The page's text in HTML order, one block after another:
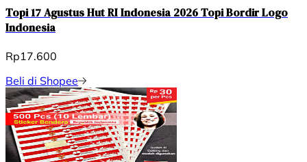
Topi 17 Agustus Hut RI Indonesia 2026 Topi Bordir Logo
Indonesia
Rp17.600
Beli di Shopee